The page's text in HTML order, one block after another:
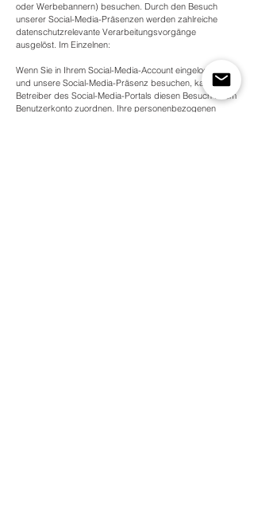
oder Werbebannern) besuchen. Durch den Besuch
unserer Social-Media-Präsenzen werden zahlreiche
datenschutzrelevante Verarbeitungsvorgänge
ausgelöst. Im Einzelnen:
Wenn Sie in Ihrem Social-Media-Account eingeloggt sind
und unsere Social-Media-Präsenz besuchen, kann der
Betreiber des Social-Media-Portals diesen Besuch Ihrem
Benutzerkonto zuordnen. Ihre personenbezogenen